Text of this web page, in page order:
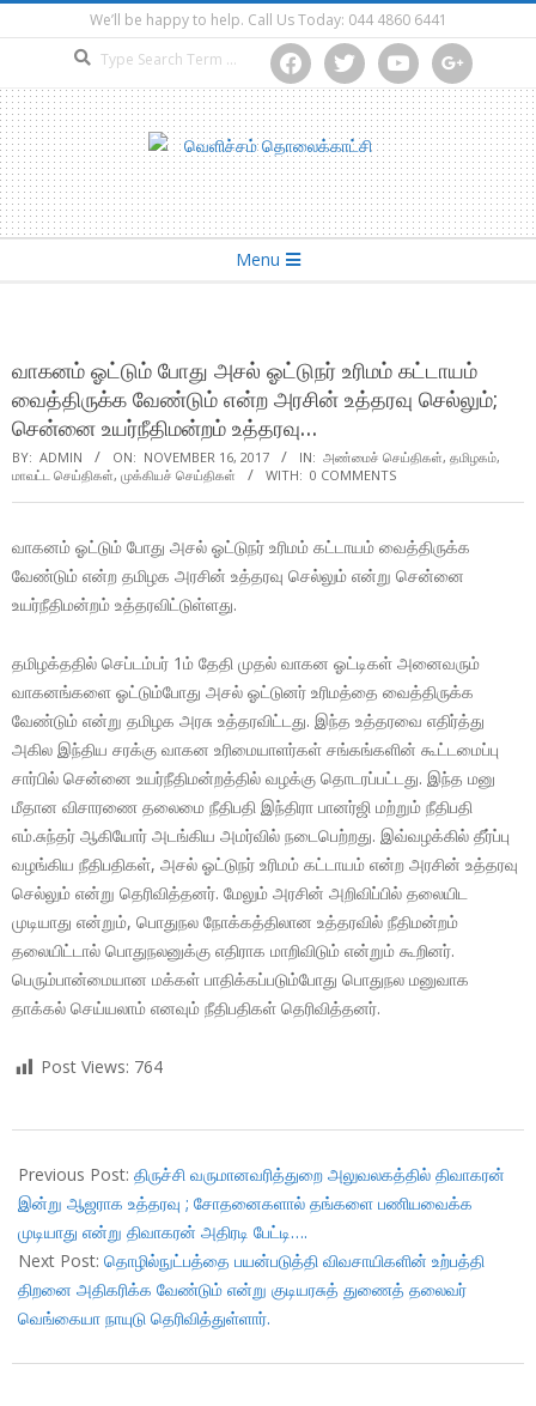
to
We’ll be happy to help. Call Us Today: 044 4860 6441
facebooktwitter youtube google
Menu
வாகனம் ஓட்டும் போது அசல் ஓட்டுநர் உரிமம் கட்டாயம்
வைத்திருக்க வேண்டும் என்ற அரசின் உத்தரவு செல்லும்;
சென்னை உயர்நீதிமன்றம் உத்தரவு…
BY: ADMIN ON: NOVEMBER 16, 2017 IN: அண்மைச் செய்திகள், தமிழகம்,
மாவட்ட செய்திகள், முக்கியச் செய்திகள் WITH: 0 COMMENTS
வாகனம் ஓட்டும் போது அசல் ஓட்டுநர் உரிமம் கட்டாயம் வைத்திருக்க
வேண்டும் என்ற தமிழக அரசின் உத்தரவு செல்லும் என்று சென்னை
உயர்நீதிமன்றம் உத்தரவிட்டுள்ளது.
தமிழக்ததில் செப்டம்பர் 1ம் தேதி முதல் வாகன ஓட்டிகள் அனைவரும்
வாகனங்களை ஓட்டும்போது அசல் ஓட்டுனர் உரிமத்தை வைத்திருக்க
வேண்டும் என்று தமிழக அரசு உத்தரவிட்டது. இந்த உத்தரவை எதிர்த்து
அகில இந்திய சரக்கு வாகன உரிமையாளர்கள் சங்கங்களின் கூட்டமைப்பு
சார்பில் சென்னை உயர்நீதிமன்றத்தில் வழக்கு தொடரப்பட்டது. இந்த மனு
மீதான விசாரணை தலைமை நீதிபதி இந்திரா பானர்ஜி மற்றும் நீதிபதி
எம்.சுந்தர் ஆகியோர் அடங்கிய அமர்வில் நடைபெற்றது. இவ்வழக்கில் தீர்ப்பு
வழங்கிய நீதிபதிகள், அசல் ஓட்டுநர் உரிமம் கட்டாயம் என்ற அரசின் உத்தரவு
செல்லும் என்று தெரிவித்தனர். மேலும் அரசின் அறிவிப்பில் தலையிட
முடியாது என்றும், பொதுநல நோக்கத்திலான உத்தரவில் நீதிமன்றம்
தலையிட்டால் பொதுநலனுக்கு எதிராக மாறிவிடும் என்றும் கூறினர்.
பெரும்பான்மையான மக்கள் பாதிக்கப்படும்போது பொதுநல மனுவாக
தாக்கல் செய்யலாம் எனவும் நீதிபதிகள் தெரிவித்தனர்.
Post Views: 764
11-
16
Previous Post: திருச்சி வருமானவரித்துறை அலுவலகத்தில் திவாகரன்
இன்று ஆஜராக உத்தரவு ; சோதனைகளால் தங்களை பணியவைக்க
முடியாது என்று திவாகரன் அதிரடி பேட்டி….
Next Post: தொழில்நுட்பத்தை பயன்படுத்தி விவசாயிகளின் உற்பத்தி
திறனை அதிகரிக்க வேண்டும் என்று குடியரசுத் துணைத் தலைவர்
வெங்கையா நாயுடு தெரிவித்துள்ளார்.